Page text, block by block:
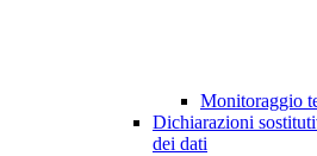
Monitoraggio
Dichiarazioni
dei dati